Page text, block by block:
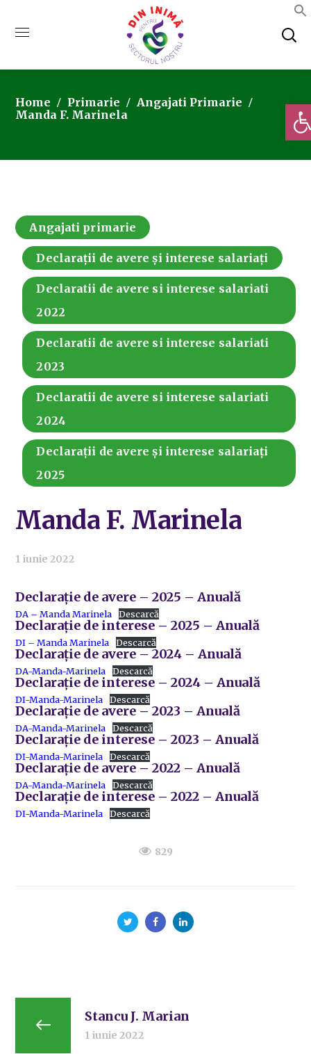
Home Primarie
Angajati Primarie
Manda F. Marinela
Angajati primarie
Declarații de avere și interese salariați
Declaratii de avere si interese salariati
2022
Declaratii de avere si interese salariati
2023
Declaratii de avere si interese salariati
2024
Declarații de avere și interese salariați
2025
Manda F. Marinela
1 iunie 2022
Declarație de avere – 2025 – Anuală
DA – Manda Marinela Descarcă
Declarație de interese – 2025 – Anuală
DI – Manda Marinela Descarcă
Declarație de avere – 2024 – Anuală
DA-Manda-Marinela Descarcă
Declarație de interese – 2024 – Anuală
DI-Manda-Marinela Descarcă
Declarație de avere – 2023 – Anuală
DA-Manda-Marinela Descarcă
Declarație de interese – 2023 – Anuală
DI-Manda-Marinela Descarcă
Declarație de avere – 2022 – Anuală
DA-Manda-Marinela Descarcă
Declarație de interese – 2022 – Anuală
DI-Manda-Marinela Descarcă
829
Stancu J. Marian
1 iunie 2022